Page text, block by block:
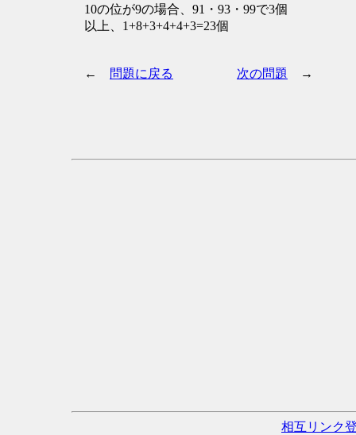
10の位が9の場合、91・93・99で3個
以上、1+8+3+4+4+3=23個
← 問題に戻る 次の問題 →
相互リンク